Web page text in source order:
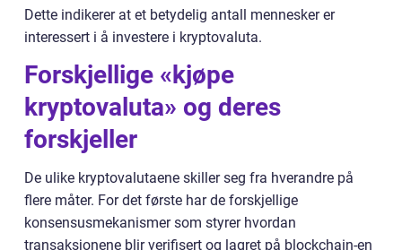
Dette indikerer at et betydelig antall mennesker er
interessert i å investere i kryptovaluta.
Forskjellige «kjøpe
kryptovaluta» og deres
forskjeller
De ulike kryptovalutaene skiller seg fra hverandre på
flere måter. For det første har de forskjellige
konsensusmekanismer som styrer hvordan
transaksjonene blir verifisert og lagret på blockchain-en